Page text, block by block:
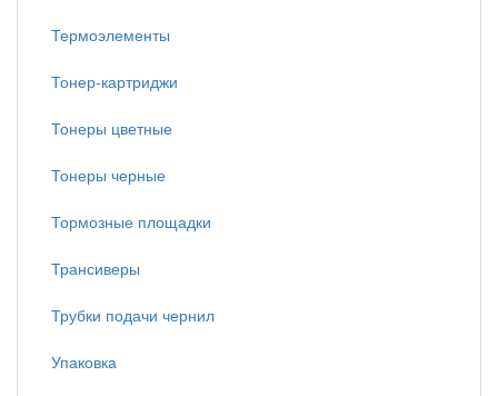
Термоэлементы
Тонер-картриджи
Тонеры цветные
Тонеры черные
Тормозные площадки
Трансиверы
Трубки подачи чернил
Упаковка